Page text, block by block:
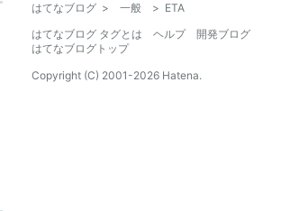
はてなブログ > 一般 > ETA
はてなブログ タグとは
ヘルプ
開発ブログ
はてなブログトップ
Copyright (C) 2001-2026 Hatena.